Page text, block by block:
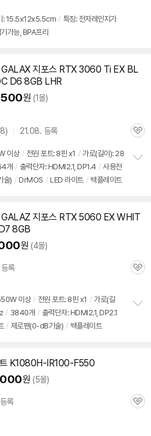
: 15.5x12x5.5cm / 특징: 전자레인지가
가능, BPA프리
GALAX 지포스 RTX 3060 Ti EX BL
D6 8GB LHR
원 (1몰)
상
리
뷰
8) 21.08. 등록
관
이상 / 전원 포트: 8핀 x1 / 가로(길이): 28
개 / 출력단자: HDMI2.1, DP1.4 / 사용전
술) / DrMOS / LED 라이트 / 백플레이트
기
GALAZ 지포스 RTX 5060 EX WHIT
8GB
원 (4몰)
록
관
이상 / 전원 포트: 8핀 x1 / 가로(길
/ 3840개 / 출력단자: HDMI2.1, DP2.1
/ 제로팬(0-dB기술) / 백플레이트
K1080H-IR100-F550
원 (5몰)
록
관